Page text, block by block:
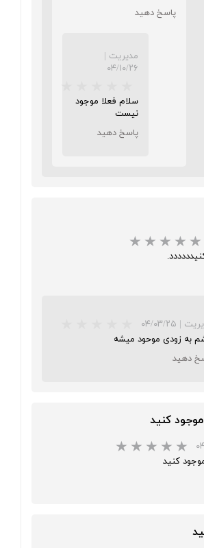
★★ ★
★★★
پاسخ دهید
مدیریت |
۰۴/۱۰/۲۶
سلام فعلا موجود
نیست
پاسخ دهید
| ۰۴/۰۳/۲۵
به زودی موحود میشه
دهید
موجود کنید
کنید